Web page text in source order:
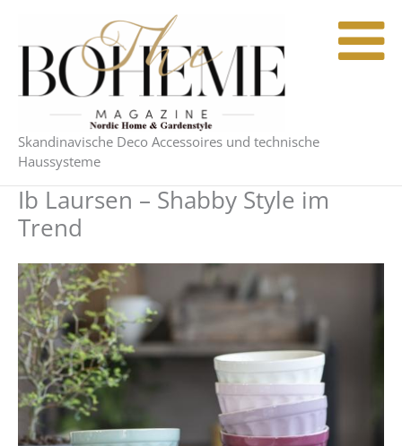
springen
Skandinavische Deco Accessoires und technische
Haussysteme
Ib Laursen – Shabby Style im
Trend